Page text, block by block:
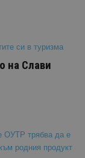
на Слави